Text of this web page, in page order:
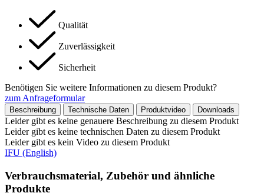
Qualität
Zuverlässigkeit
Sicherheit
Benötigen Sie weitere Informationen zu diesem Produkt?
zum Anfrageformular
Beschreibung Technische Daten Produktvideo Downloads
Leider gibt es keine genauere Beschreibung zu diesem Produkt
Leider gibt es keine technischen Daten zu diesem Produkt
Leider gibt es kein Video zu diesem Produkt
IFU (English)
Verbrauchsmaterial, Zubehör und ähnliche
Produkte